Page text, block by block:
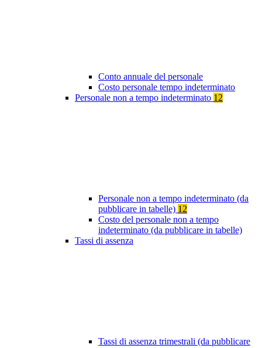
Conto annuale del personale
Costo personale tempo indeterminato
Personale non a tempo indeterminato 12
Personale non a tempo indeterminato (da
pubblicare in tabelle) 12
Costo del personale non a tempo
indeterminato (da pubblicare in tabelle)
Tassi di assenza
Tassi di assenza trimestrali (da pubblicare